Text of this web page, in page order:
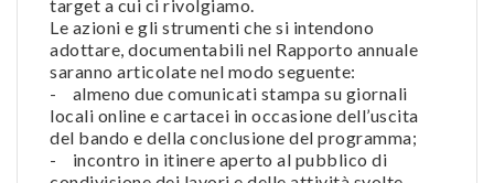
target a cui ci rivolgiamo.
Le azioni e gli strumenti che si intendono
adottare, documentabili nel Rapporto annuale
saranno articolate nel modo seguente:
- almeno due comunicati stampa su giornali
locali online e cartacei in occasione dell’uscita
del bando e della conclusione del programma;
- incontro in itinere aperto al pubblico di